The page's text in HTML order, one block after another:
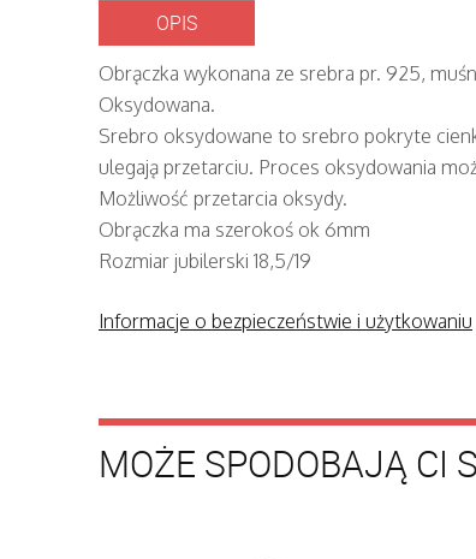
OPIS
Obrączka wykonana ze srebra pr. 925,
Oksydowana.
Srebro oksydowane to srebro pokryte
ulegają przetarciu. Proces oksydowania
Możliwość przetarcia oksydy.
Obrączka ma szerokoś ok 6mm
Rozmiar jubilerski 18,5/19
Informacje o bezpieczeństwie i użytkowaniu
MOŻE SPODOBAJĄ CI